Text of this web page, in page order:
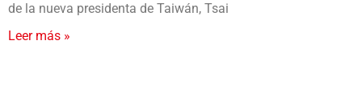
de la nueva presidenta de Taiwán, Tsai
Leer más »